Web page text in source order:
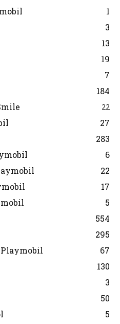
1
3
13
19
7
184
22
27
283
6
22
17
5
554
295
67
130
3
50
5